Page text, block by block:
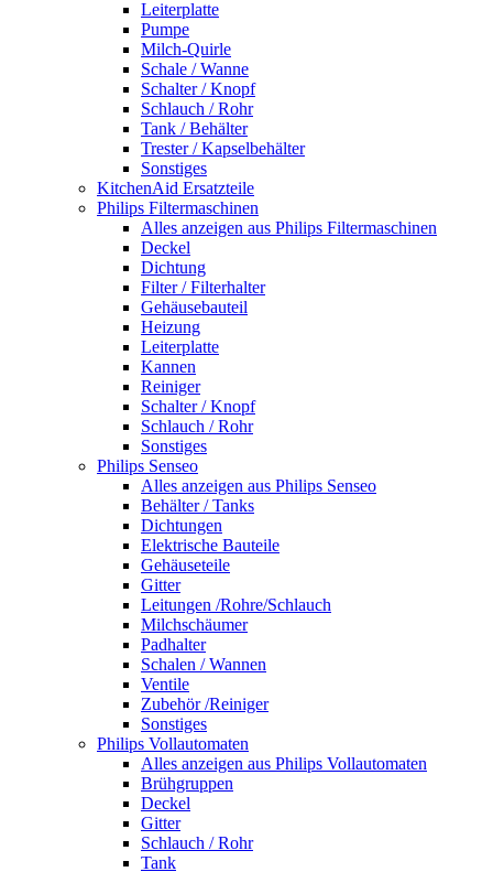
Leiterplatte
Pumpe
Milch-Quirle
Schale / Wanne
Schalter / Knopf
Schlauch / Rohr
Tank / Behälter
Trester / Kapselbehälter
Sonstiges
KitchenAid Ersatzteile
Philips Filtermaschinen
Alles anzeigen aus Philips Filtermaschinen
Deckel
Dichtung
Filter / Filterhalter
Gehäusebauteil
Heizung
Leiterplatte
Kannen
Reiniger
Schalter / Knopf
Schlauch / Rohr
Sonstiges
Philips Senseo
Alles anzeigen aus Philips Senseo
Behälter / Tanks
Dichtungen
Elektrische Bauteile
Gehäuseteile
Gitter
Leitungen /Rohre/Schlauch
Milchschäumer
Padhalter
Schalen / Wannen
Ventile
Zubehör /Reiniger
Sonstiges
Philips Vollautomaten
Alles anzeigen aus Philips Vollautomaten
Brühgruppen
Deckel
Gitter
Schlauch / Rohr
Tank